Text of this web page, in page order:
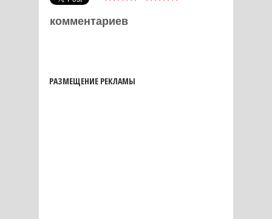
комментариев
РАЗМЕЩЕНИЕ РЕКЛАМЫ